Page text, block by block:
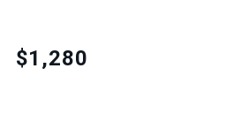
Translation
missing:
$1,280
FOR